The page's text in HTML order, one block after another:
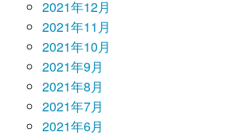
2021年12月
2021年11月
2021年10月
2021年9月
2021年8月
2021年7月
2021年6月